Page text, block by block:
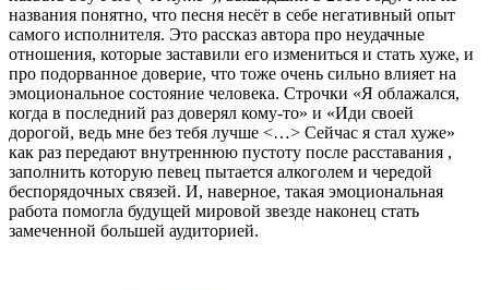
названия понятно, что песня несёт в себе негативный опыт
самого исполнителя. Это рассказ автора про неудачные
отношения, которые заставили его измениться и стать хуже, и
про подорванное доверие, что тоже очень сильно влияет на
эмоциональное состояние человека. Строчки «Я облажался,
когда в последний раз доверял кому-то» и «Иди своей
дорогой, ведь мне без тебя лучше <…> Сейчас я стал хуже»
как раз передают внутреннюю пустоту после расставания ,
заполнить которую певец пытается алкоголем и чередой
беспорядочных связей. И, наверное, такая эмоциональная
работа помогла будущей мировой звезде наконец стать
замеченной большей аудиторией.